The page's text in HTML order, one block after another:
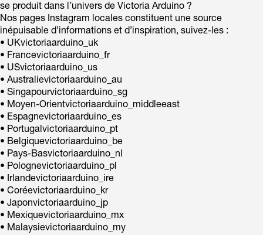
se produit dans l’univers de Victoria Arduino ?
Nos pages Instagram locales constituent une source
inépuisable d’informations et d’inspiration, suivez-les :
• UKvictoriaarduino_uk
• Francevictoriaarduino_fr
• USvictoriaarduino_us
• Australievictoriaarduino_au
• Singapourvictoriaarduino_sg
• Moyen-Orientvictoriaarduino_middleeast
• Espagnevictoriaarduino_es
• Portugalvictoriaarduino_pt
• Belgiquevictoriaarduino_be
• Pays-Basvictoriaarduino_nl
• Polognevictoriaarduino_pl
• Irlandevictoriaarduino_ire
• Coréevictoriaarduino_kr
• Japonvictoriaarduino_jp
• Mexiquevictoriaarduino_mx
• Malaysievictoriaarduino_my